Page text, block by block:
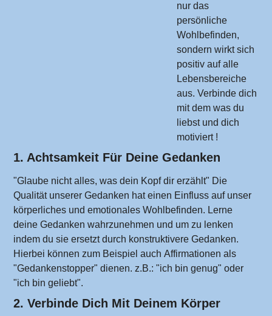
nur das
persönliche
Wohlbefinden,
sondern wirkt sich
positiv auf alle
Lebensbereiche
aus. Verbinde dich
mit dem was du
liebst und dich
motiviert !
1. Achtsamkeit Für Deine Gedanken
"Glaube nicht alles, was dein Kopf dir erzählt" Die
Qualität unserer Gedanken hat einen Einfluss auf unser
körperliches und emotionales Wohlbefinden. Lerne
deine Gedanken wahrzunehmen und um zu lenken
indem du sie ersetzt durch konstruktivere Gedanken.
Hierbei können zum Beispiel auchAffirmationen als
"Gedankenstopper"dienen. z.B.: "ich bin genug" oder
"ich bin geliebt".
2. Verbinde Dich Mit Deinem Körper